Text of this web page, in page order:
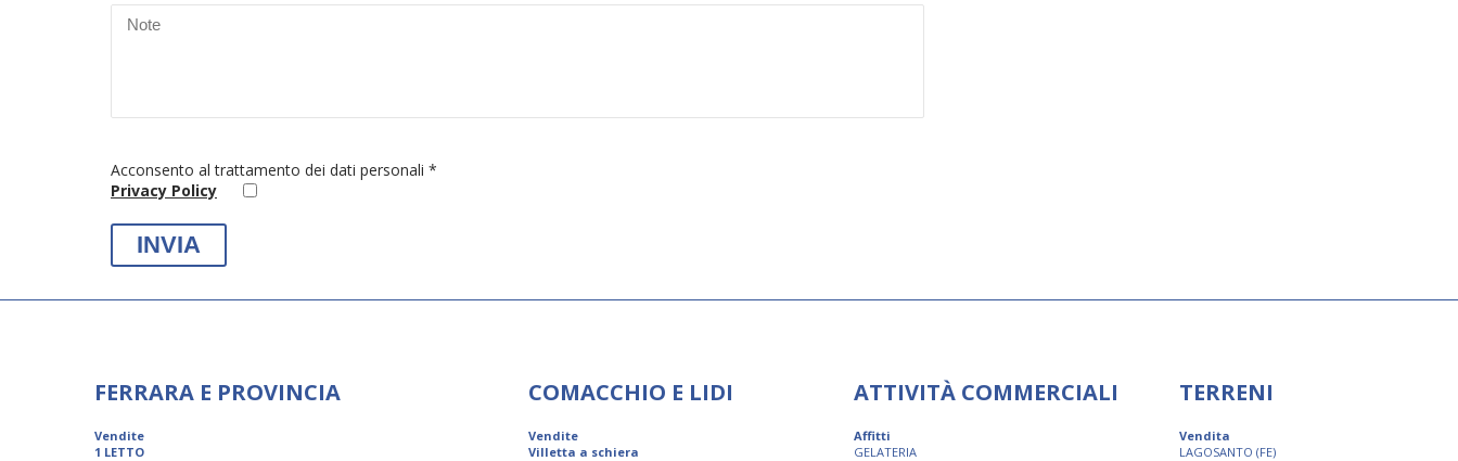
Acconsento al trattamento dei dati personali *
Privacy Policy
FERRARA E PROVINCIA
Vendite
1 LETTO
COMACCHIO E LIDI
Vendite
Villetta a schiera
ATTIVITÀ COMMERCIALI
Affitti
GELATERIA
TERRENI
Vendita
LAGOSANTO (FE)